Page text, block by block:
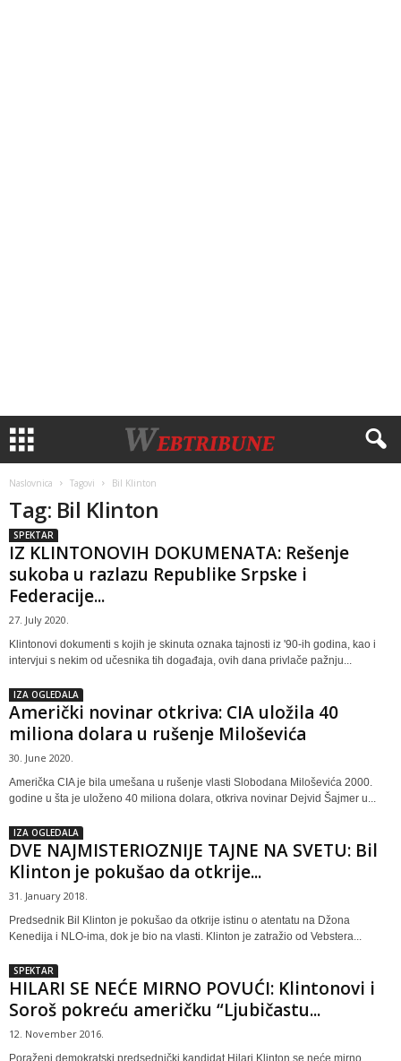
Naslovnica Tagovi Bil Klinton
Tag: Bil Klinton
SPEKTAR
IZ KLINTONOVIH DOKUMENATA: Rešenje
sukoba u razlazu Republike Srpske i
Federacije...
27. July 2020.
Klintonovi dokumenti s kojih je skinuta oznaka tajnosti iz '90-ih godina, kao i
intervjui s nekim od učesnika tih događaja, ovih dana privlače pažnju...
IZA OGLEDALA
Američki novinar otkriva: CIA uložila 40
miliona dolara u rušenje Miloševića
30. June 2020.
Američka CIA je bila umešana u rušenje vlasti Slobodana Miloševića 2000.
godine u šta je uloženo 40 miliona dolara, otkriva novinar Dejvid Šajmer u...
IZA OGLEDALA
DVE NAJMISTERIOZNIJE TAJNE NA SVETU: Bil
Klinton je pokušao da otkrije...
31. January 2018.
Predsednik Bil Klinton je pokušao da otkrije istinu o atentatu na Džona
Kenedija i NLO-ima, dok je bio na vlasti. Klinton je zatražio od Vebstera...
SPEKTAR
HILARI SE NEĆE MIRNO POVUĆI: Klintonovi i
Soroš pokreću američku “Ljubičastu...
12. November 2016.
Poraženi demokratski predsednički kandidat Hilari Klinton se neće mirno